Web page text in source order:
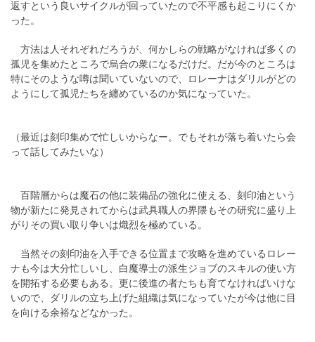
返すという良いサイクルが回っていたので不平感も起こりにくか
った。
方法は人それぞれだろうが、何かしらの戦略がなければ多くの
孤児を集めたところで烏合の衆になるだけだ。だが今のところは
特にそのような噂は聞いていないので、ロレーナはダリルがどの
ようにして孤児たちを纏めているのか気になっていた。
（最近は刻印集めで忙しいからなー。でもそれが落ち着いたら会
って話してみたいな）
百階層からは魔石の他に装備品の強化に使える、刻印油という
物が新たに発見されてからは武具職人の界隈もその研究に盛り上
がりその買い取り争いは熾烈を極めている。
当然その刻印油を入手できる位置まで攻略を進めているロレー
ナも今は大分忙しいし、白魔導士の派生ジョブのスキルの使い方
を開拓する必要もある。更に後進の者たちも育てなければいけな
いので、ダリルの立ち上げた組織は気になっていたが今は他に目
を向ける余裕などなかった。